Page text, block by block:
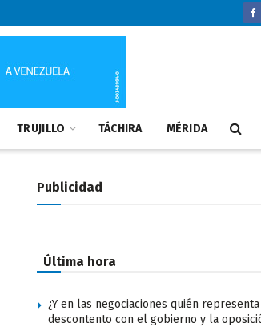
TRUJILLO TÁCHIRA MÉRIDA
Publicidad
Última hora
¿Y en las negociaciones quién
descontento con el gobierno y la